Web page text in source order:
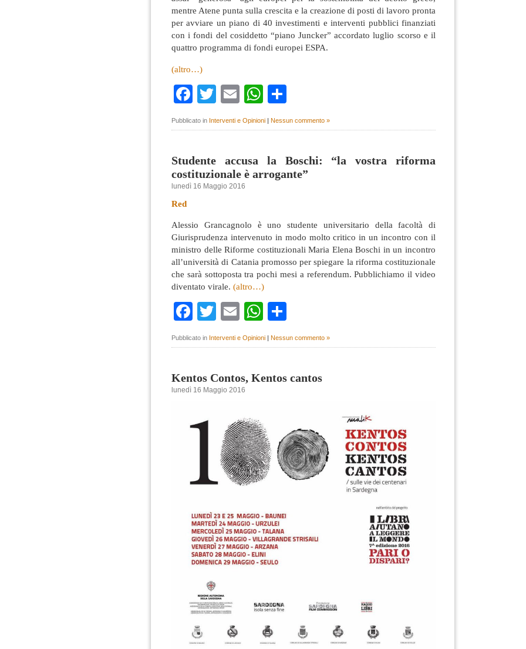
mentre Atene punta sulla crescita e la creazione di posti di lavoro pronta
per avviare un piano di 40 investimenti e interventi pubblici finanziati
con i fondi del cosiddetto “piano Juncker” accordato luglio scorso e il
quattro programma di fondi europei ESPA.
(altro…)
Facebook
TwitterEmailWhatsApp
Pubblicato in Interventi e Opinioni | Nessun commento »
Studente accusa la Boschi: “la vostra riforma
costituzionale è arrogante”
lunedì 16 Maggio 2016
Red
Alessio Grancagnolo è uno studente universitario della facoltà di
Giurisprudenza intervenuto in modo molto critico in un incontro con il
ministro delle Riforme costituzionali Maria Elena Boschi in un incontro
all’università di Catania promosso per spiegare la riforma costituzionale
che sarà sottoposta tra pochi mesi a referendum. Pubblichiamo il video
diventato virale. (altro…)
Facebook
TwitterEmailWhatsApp
Pubblicato in Interventi e Opinioni Nessun commento »
Kentos Contos, Kentos cantos
lunedì 16 Maggio 2016